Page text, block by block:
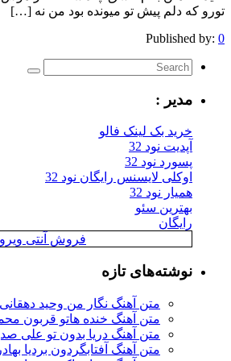
پیش تو میونده بود من نه […]
:
بک لینک فالو
نود 32
لایسنس رایگان نود 32
نود 32
سئو
فروش آنتی ویروس
تازه
متن آهنگ نگار من وحید دهقانی
متن آهنگ خنده هاتو قربون محمدعلیزاده
متن آهنگ دریا بدون تو علی صدیقی
متن آهنگ آفتابگردون بردیا بهادر